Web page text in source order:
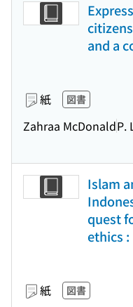
and a
紙 図書
Zahraa McDonaldP.
Islam
quest
ethics
紙 図書